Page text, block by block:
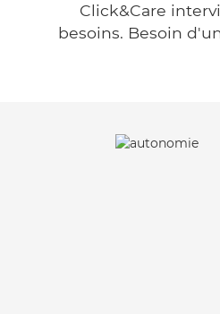
Click&Care
besoins. Besoin